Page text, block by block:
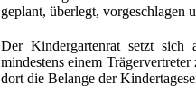
geplant, überlegt, vorgeschlagen
Der Kindergartenrat setzt sich
mindestens einem
dort die Belange der